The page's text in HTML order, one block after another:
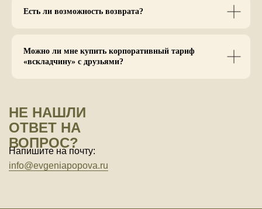
Есть ли возможность возврата?
Можно ли мне купить корпоративный тариф
«вскладчину» с друзьями?
НЕ НАШЛИ
ОТВЕТ НА
ВОПРОС?
Напишите на почту:
info@evgeniapopova.ru